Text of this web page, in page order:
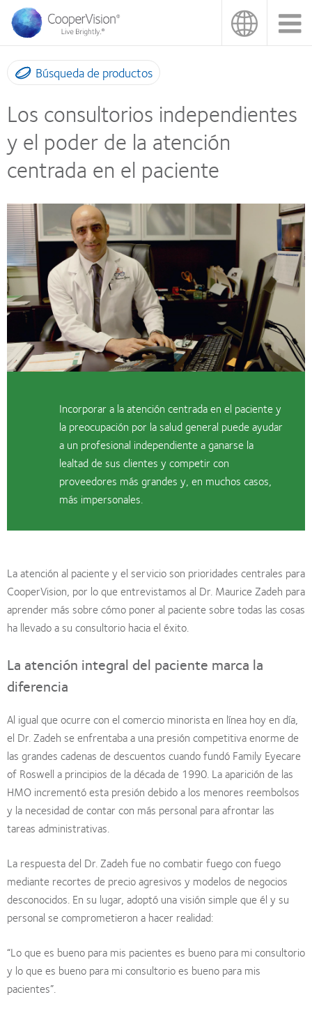
Pasar
contenido
principal
Búsqueda de productos
Los consultorios independientes
y el poder de la atención
centrada en el paciente
Incorporar a la atención centrada en el paciente y
la preocupación por la salud general puede ayudar
a un profesional independiente a ganarse la
lealtad de sus clientes y competir con
proveedores más grandes y, en muchos casos,
más impersonales.
La atención al paciente y el servicio son prioridades centrales para
CooperVision, por lo que entrevistamos al Dr. Maurice Zadeh para
aprender más sobre cómo poner al paciente sobre todas las cosas
ha llevado a su consultorio hacia el éxito.
La atención integral del paciente marca la
diferencia
Al igual que ocurre con el comercio minorista en línea hoy en día,
el Dr. Zadeh se enfrentaba a una presión competitiva enorme de
las grandes cadenas de descuentos cuando fundó Family Eyecare
of Roswell a principios de la década de 1990. La aparición de las
HMO incrementó esta presión debido a los menores reembolsos
y la necesidad de contar con más personal para afrontar las
tareas administrativas.
La respuesta del Dr. Zadeh fue no combatir fuego con fuego
mediante recortes de precio agresivos y modelos de negocios
desconocidos. En su lugar, adoptó una visión simple que él y su
personal se comprometieron a hacer realidad:
“Lo que es bueno para mis pacientes es bueno para mi consultorio
y lo que es bueno para mi consultorio es bueno para mis
pacientes”.